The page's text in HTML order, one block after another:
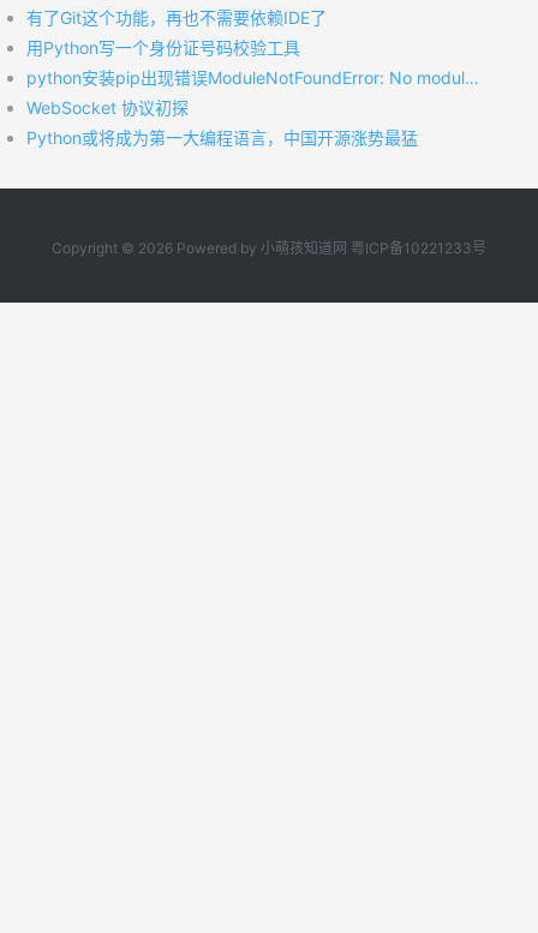
有了Git这个功能，再也不需要依赖IDE了
用Python写一个身份证号码校验工具
python安装pip出现错误ModuleNotFoundError: No module named 'pip'
WebSocket 协议初探
Python或将成为第一大编程语言，中国开源涨势最猛
Copyright © 2026 Powered by 小萌孩知道网 粤ICP备10221233号